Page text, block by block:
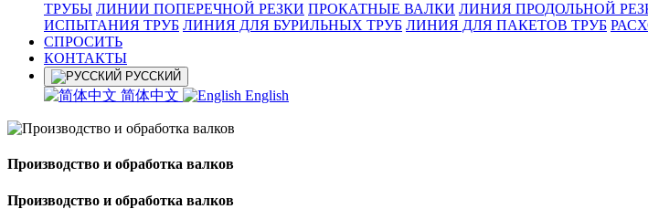
ТРУБЫ ЛИНИИ ПОПЕРЕЧНОЙ РЕЗКИ ПРОКАТНЫЕ ВАЛКИ ЛИНИЯ ПРОДОЛЬНОЙ
ИСПЫТАНИЯ ТРУБ ЛИНИЯ ДЛЯ БУРИЛЬНЫХ ТРУБ ЛИНИЯ ДЛЯ ПАКЕТОВ ТРУБ
СПРОСИТЬ
КОНТАКТЫ
РУССКИЙ
简体中文 English
Производство и обработка валков
Производство и обработка валков